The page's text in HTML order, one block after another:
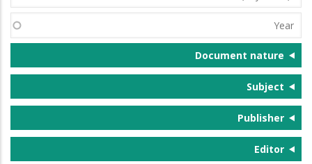
(s)
Year
Document nature
Subject
Publisher
Editor